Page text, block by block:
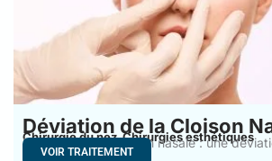
Déviation de la Cloison
Chirurgie du nez,Chirurgies esthétiques
Déviation de la cloison nasale : une
VOIR TRAITEMENT